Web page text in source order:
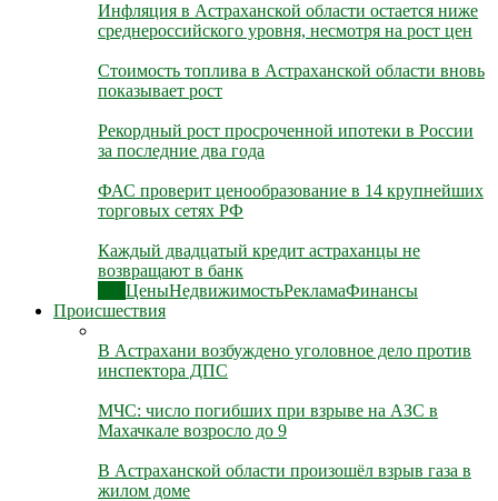
Инфляция в Астраханской области остается ниже
среднероссийского уровня, несмотря на рост цен
Стоимость топлива в Астраханской области вновь
показывает рост
Рекордный рост просроченной ипотеки в России
за последние два года
ФАС проверит ценообразование в 14 крупнейших
торговых сетях РФ
Каждый двадцатый кредит астраханцы не
возвращают в банк
ЦеныНедвижимостьРекламаФинансы
Происшествия
В Астрахани возбуждено уголовное дело против
инспектора ДПС
МЧС: число погибших при взрыве на АЗС в
Махачкале возросло до 9
В Астраханской области произошёл взрыв газа в
жилом доме